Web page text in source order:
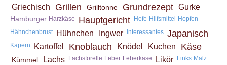
Griechisch Grillen Grilltonne Grundrezept Gurke
Hamburger Harzkäse Hauptgericht Hefe Hilfsmittel
Hopfen
Hähnchenbrust
Hühnchen Ingwer Interessantes Japanisch
Kapern Kartoffel Knoblauch Knödel Kuchen Käse
Kümmel Lachs Lachsforelle Leber Leberkäse Likör Links Malz